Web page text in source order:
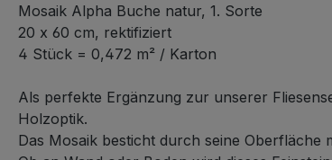
Mosaik Alpha Buche natur, 1. Sorte
20 x 60 cm, rektifiziert
4 Stück = 0,472 m² / Karton
Als perfekte Ergänzung zur unserer
Holzoptik.
Das Mosaik besticht durch seine